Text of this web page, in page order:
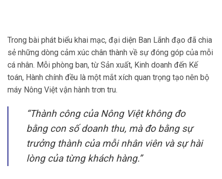
Trong bài phát biểu khai mạc, đại diện Ban Lãnh đạo đã chia
sẻ những dòng cảm xúc chân thành về sự đóng góp của mỗi
cá nhân. Mỗi phòng ban, từ Sản xuất, Kinh doanh đến Kế
toán, Hành chính đều là một mắt xích quan trọng tạo nên bộ
máy Nông Việt vận hành trơn tru.
“Thành công của Nông Việt không đo
bằng con số doanh thu, mà đo bằng sự
trưởng thành của mỗi nhân viên và sự hài
lòng của từng khách hàng.”